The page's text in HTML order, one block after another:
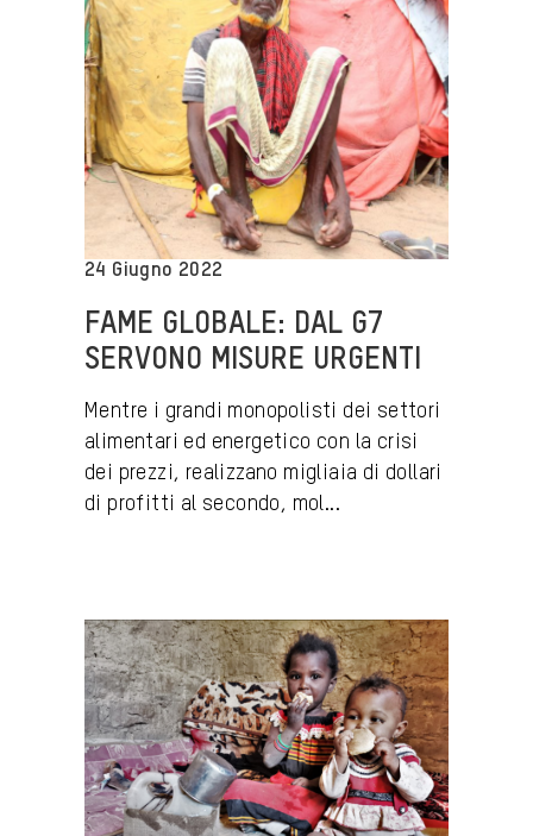
24 Giugno 2022
FAME GLOBALE: DAL G7
SERVONO MISURE URGENTI
Mentre i grandi monopolisti dei settori
alimentari ed energetico con la crisi
dei prezzi, realizzano migliaia di dollari
di profitti al secondo, mol...